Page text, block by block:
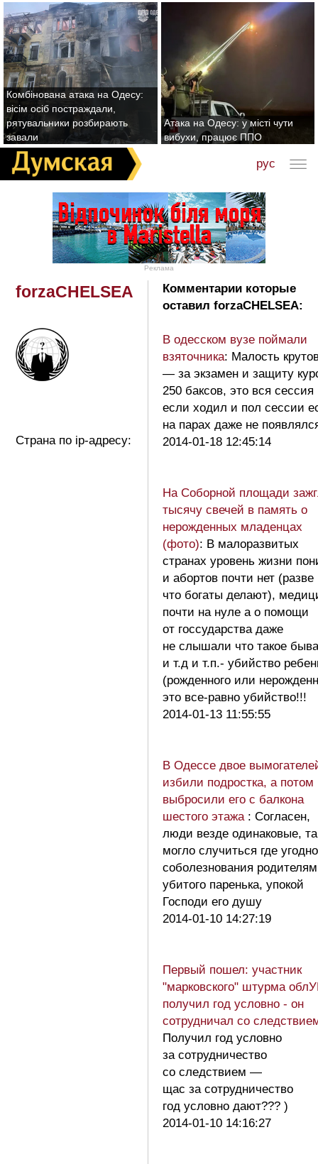
Комбінована атака на Одесу:
вісім осіб постраждали,
рятувальники розбирають
завали
Атака на Одесу: у місті чути
вибухи, працює ППО
рус
Реклама
forzaCHELSEA
Страна по ip-адресу:
Комментарии которые
оставил forzaCHELSEA:
В одесском вузе поймали
взяточника: Малость
— за экзамен и защиту
250 баксов, это вся сессия
если ходил и пол сессии
на парах даже не
2014-01-18 12:45:14
На Соборной площади
тысячу свечей в память о
нерожденных младенцах
(фото): В малоразвитых
странах уровень жизни
и абортов почти нет (разве
что богаты делают),
почти на нуле а о помощи
от госсударства даже
не слышали что такое
и т.д и т.п.- убийство
(рожденного или
это все-равно убийство!!!
2014-01-13 11:55:55
В Одессе двое
избили подростка, а потом
выбросили его с балкона
шестого этажа : Согласен,
люди везде одинаковые,
могло случиться где
соболезнования родителям
убитого паренька, упокой
Господи его душу
2014-01-10 14:27:19
Первый пошел: участник
"марковского" штурма
получил год условно - он
сотрудничал со
Получил год условно
за сотрудничество
со следствием —
щас за сотрудничество
год условно дают??? )
2014-01-10 14:16:27